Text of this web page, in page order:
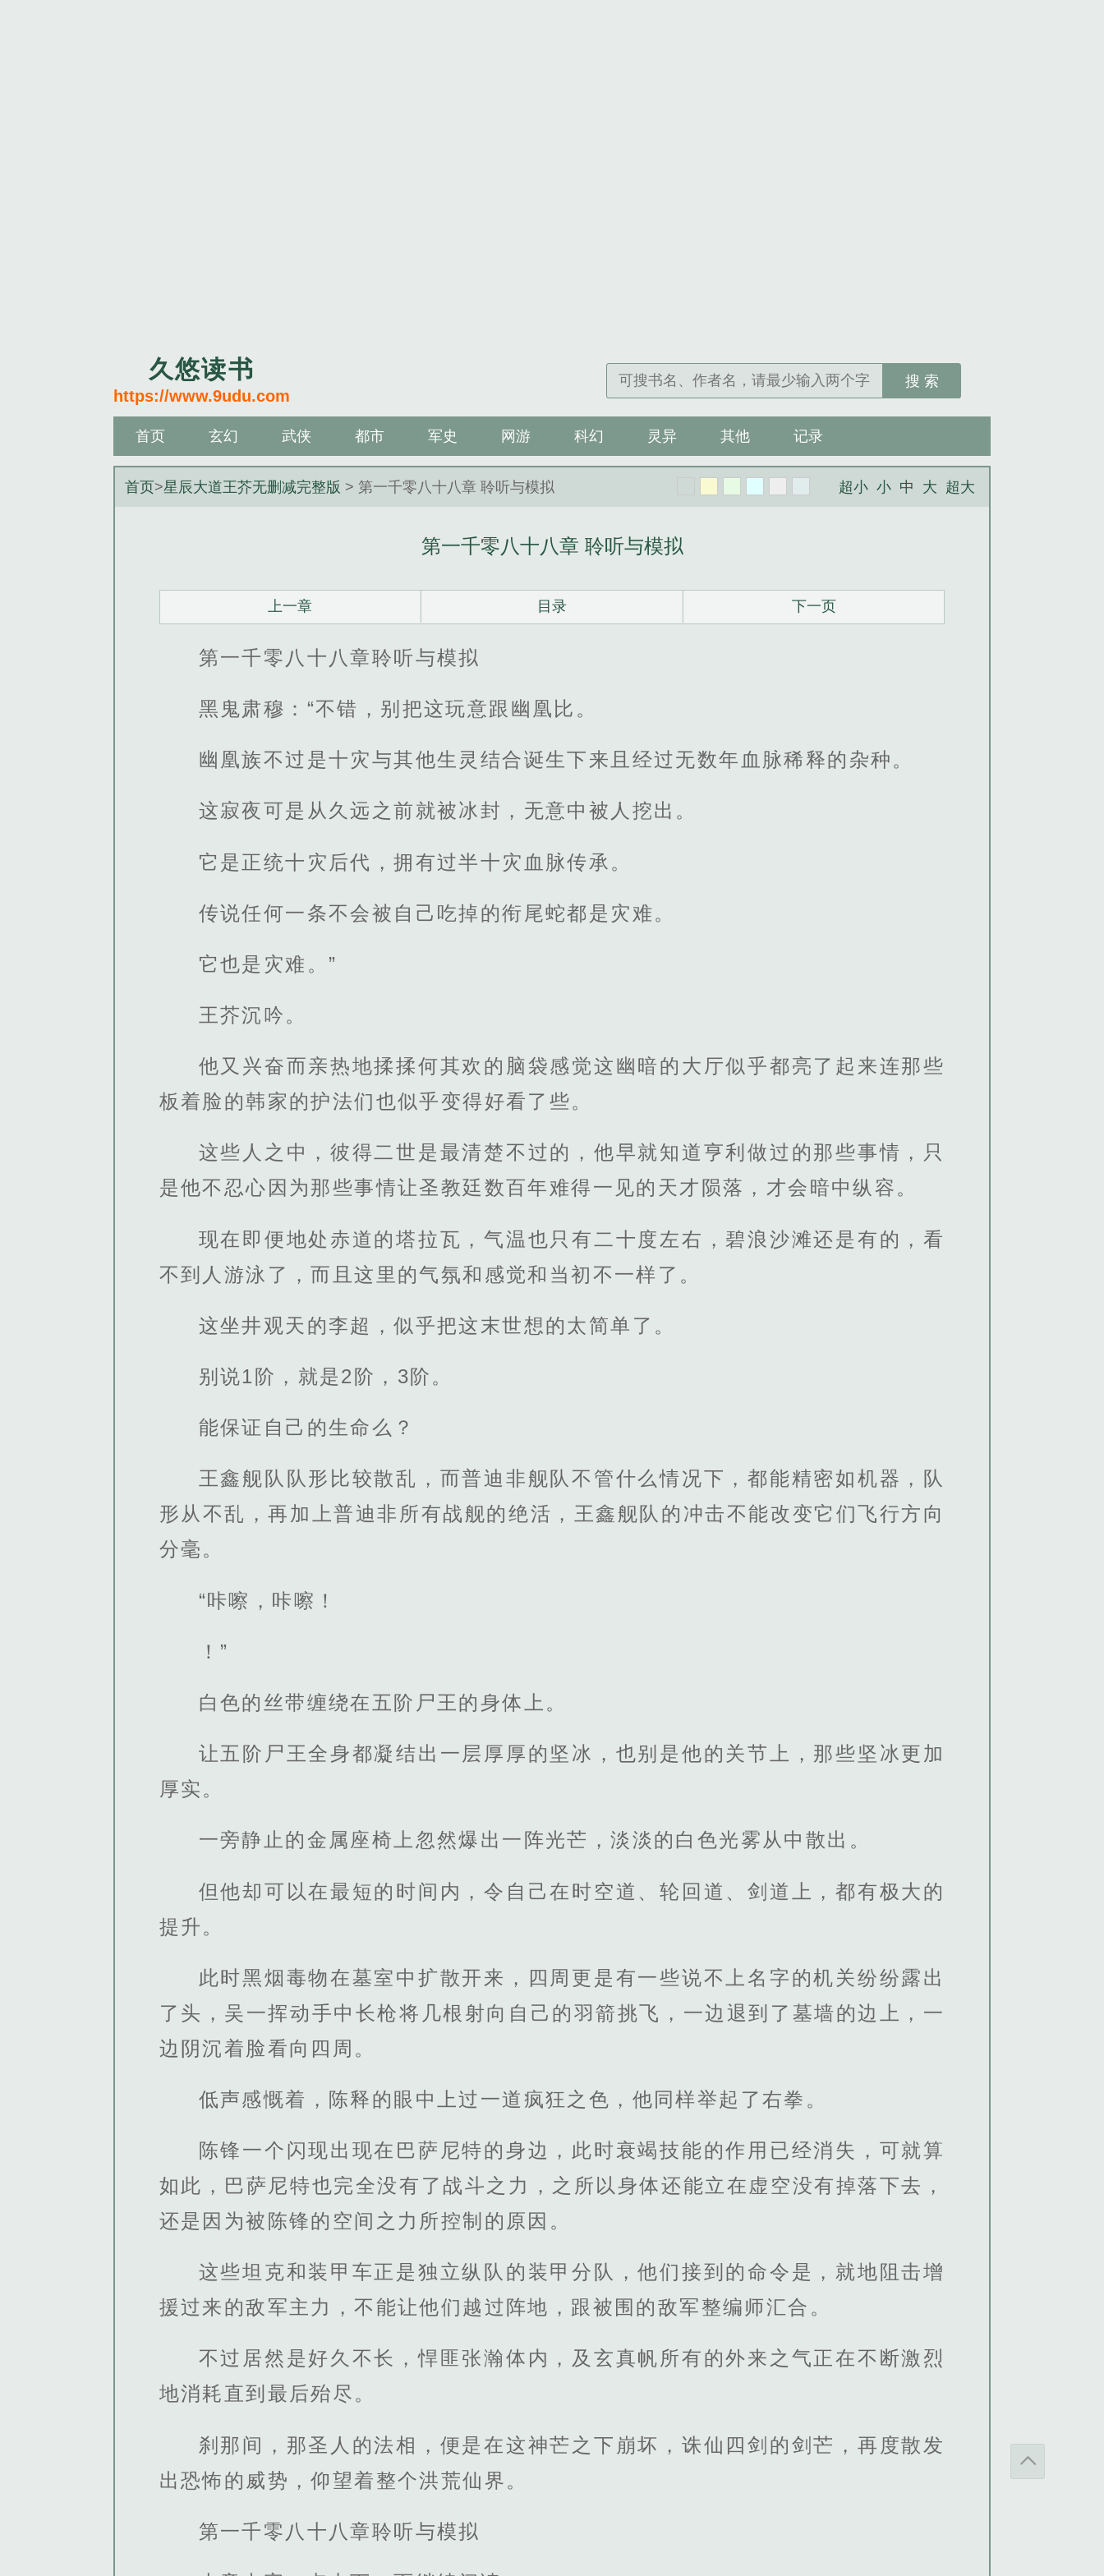
久悠读书
https://www.9udu.com
搜 索
首页 玄幻 武侠 都市 军史 网游 科幻 灵异 其他 记录
首页>星辰大道王芥无删减完整版 > 第一千零八十八章 聆听与模拟 超小 小 中 大 超大
第一千零八十八章 聆听与模拟
上一章 目录 下一页
第一千零八十八章聆听与模拟
黑鬼肃穆：“不错，别把这玩意跟幽凰比。
幽凰族不过是十灾与其他生灵结合诞生下来且经过无数年血脉稀释的杂种。
这寂夜可是从久远之前就被冰封，无意中被人挖出。
它是正统十灾后代，拥有过半十灾血脉传承。
传说任何一条不会被自己吃掉的衔尾蛇都是灾难。
它也是灾难。”
王芥沉吟。
他又兴奋而亲热地揉揉何其欢的脑袋感觉这幽暗的大厅似乎都亮了起来连那些
板着脸的韩家的护法们也似乎变得好看了些。
这些人之中，彼得二世是最清楚不过的，他早就知道亨利做过的那些事情，只
是他不忍心因为那些事情让圣教廷数百年难得一见的天才陨落，才会暗中纵容。
现在即便地处赤道的塔拉瓦，气温也只有二十度左右，碧浪沙滩还是有的，看
不到人游泳了，而且这里的气氛和感觉和当初不一样了。
这坐井观天的李超，似乎把这末世想的太简单了。
别说1阶，就是2阶，3阶。
能保证自己的生命么？
王鑫舰队队形比较散乱，而普迪非舰队不管什么情况下，都能精密如机器，队
形从不乱，再加上普迪非所有战舰的绝活，王鑫舰队的冲击不能改变它们飞行方向
分毫。
“咔嚓，咔嚓！
！”
白色的丝带缠绕在五阶尸王的身体上。
让五阶尸王全身都凝结出一层厚厚的坚冰，也别是他的关节上，那些坚冰更加
厚实。
一旁静止的金属座椅上忽然爆出一阵光芒，淡淡的白色光雾从中散出。
但他却可以在最短的时间内，令自己在时空道、轮回道、剑道上，都有极大的
提升。
此时黑烟毒物在墓室中扩散开来，四周更是有一些说不上名字的机关纷纷露出
了头，吴一挥动手中长枪将几根射向自己的羽箭挑飞，一边退到了墓墙的边上，一
边阴沉着脸看向四周。
低声感慨着，陈释的眼中上过一道疯狂之色，他同样举起了右拳。
陈锋一个闪现出现在巴萨尼特的身边，此时衰竭技能的作用已经消失，可就算
如此，巴萨尼特也完全没有了战斗之力，之所以身体还能立在虚空没有掉落下去，
还是因为被陈锋的空间之力所控制的原因。
这些坦克和装甲车正是独立纵队的装甲分队，他们接到的命令是，就地阻击增
援过来的敌军主力，不能让他们越过阵地，跟被围的敌军整编师汇合。
不过居然是好久不长，悍匪张瀚体内，及玄真帆所有的外来之气正在不断激烈
地消耗直到最后殆尽。
刹那间，那圣人的法相，便是在这神芒之下崩坏，诛仙四剑的剑芒，再度散发
出恐怖的威势，仰望着整个洪荒仙界。
第一千零八十八章聆听与模拟